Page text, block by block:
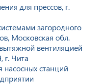
для прессов, г.
загородного
Московская обл.
вентиляцией
г. Чита
насосных станций